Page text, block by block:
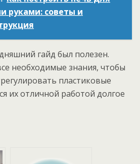
руками: советы и
гайд был полезен.
необходимые знания, чтобы
пластиковые
их отличной работой долгое